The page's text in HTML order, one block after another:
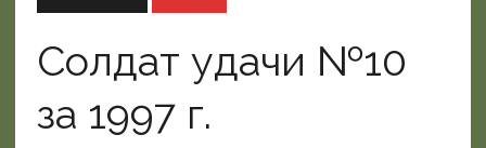
Солдат удачи №10
за 1997 г.